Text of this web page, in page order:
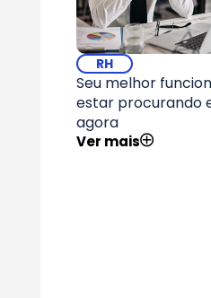
RH
Seu melhor
estar procurando
agora
Ver mais